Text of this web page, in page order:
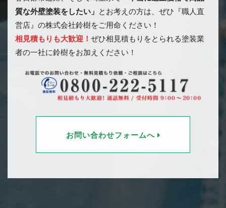
質な外壁塗装をしたい」
とお考えの方は、ぜひ『職人直
営店』の株式会社鈴樹をご用命ください！
相見積もりも大歓迎！ ぜひ相見積もりをとられる塗装業
者の一社に鈴樹をお加えください！
お問い合わせフォームへ